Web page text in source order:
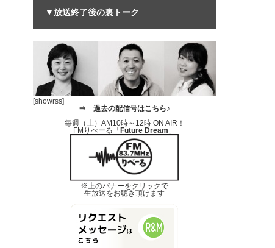
▼放送終了後の裏トーク
[showrss]
⇒ 過去の配信号はこちら♪
毎週（土）AM10時～12時 ON AIR！
FMりべーる「 Future Dream 」
※上のバナーをクリックで
生放送をお聴き頂けます